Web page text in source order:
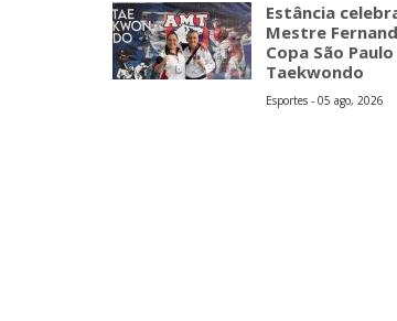
Estância
Mestre
Copa São
Taekwondo
Esportes - 05 ago, 2026